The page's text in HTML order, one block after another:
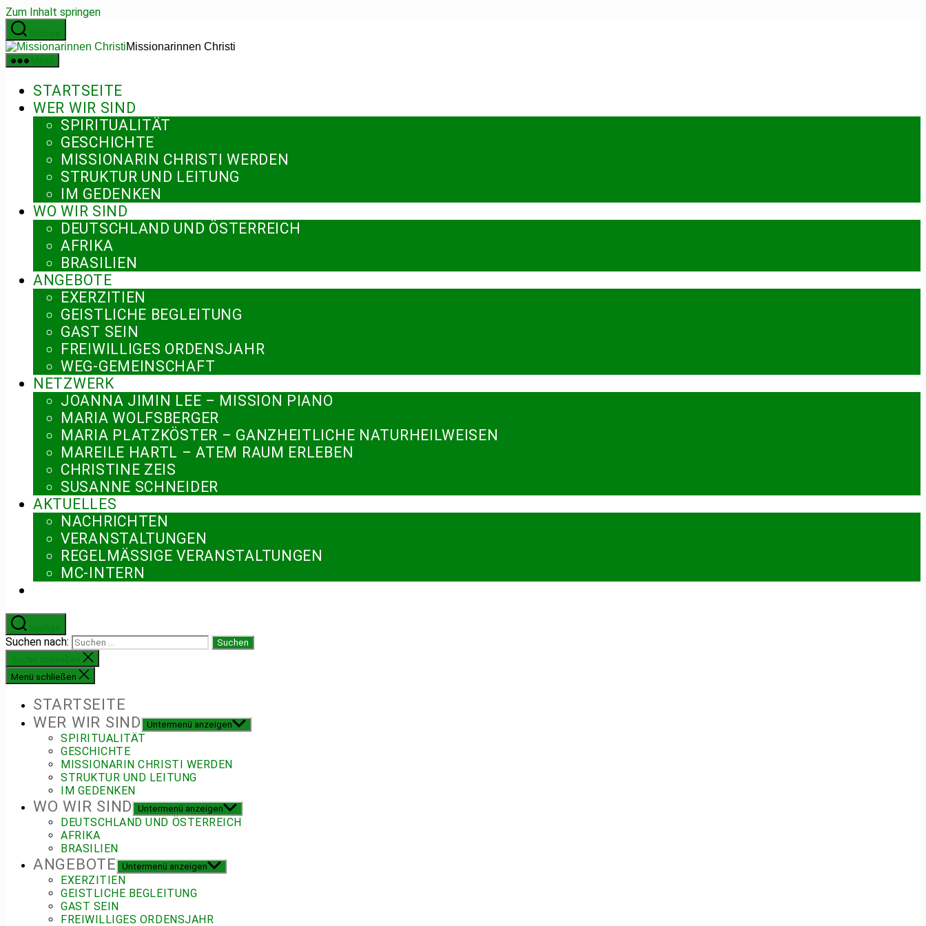
Zum Inhalt springen
Missionarinnen Christi
STARTSEITE
WER WIR SIND
SPIRITUALITÄT
GESCHICHTE
MISSIONARIN CHRISTI WERDEN
STRUKTUR UND LEITUNG
IM GEDENKEN
WO WIR SIND
DEUTSCHLAND UND ÖSTERREICH
AFRIKA
BRASILIEN
ANGEBOTE
EXERZITIEN
GEISTLICHE BEGLEITUNG
GAST SEIN
FREIWILLIGES ORDENSJAHR
WEG-GEMEINSCHAFT
NETZWERK
JOANNA JIMIN LEE – MISSION PIANO
MARIA WOLFSBERGER
MARIA PLATZKÖSTER – GANZHEITLICHE NATURHEILWEISEN
MAREILE HARTL – ATEM RAUM ERLEBEN
CHRISTINE ZEIS
SUSANNE SCHNEIDER
AKTUELLES
NACHRICHTEN
VERANSTALTUNGEN
REGELMÄSSIGE VERANSTALTUNGEN
MC-INTERN
Suchen nach:
Menü schließen
STARTSEITE
WER WIR SIND
Untermenü anzeigen
SPIRITUALITÄT
GESCHICHTE
MISSIONARIN CHRISTI WERDEN
STRUKTUR UND LEITUNG
IM GEDENKEN
WO WIR SIND Untermenü anzeigen
DEUTSCHLAND UND ÖSTERREICH
AFRIKA
BRASILIEN
ANGEBOTE Untermenü anzeigen
EXERZITIEN
GEISTLICHE BEGLEITUNG
GAST SEIN
FREIWILLIGES ORDENSJAHR